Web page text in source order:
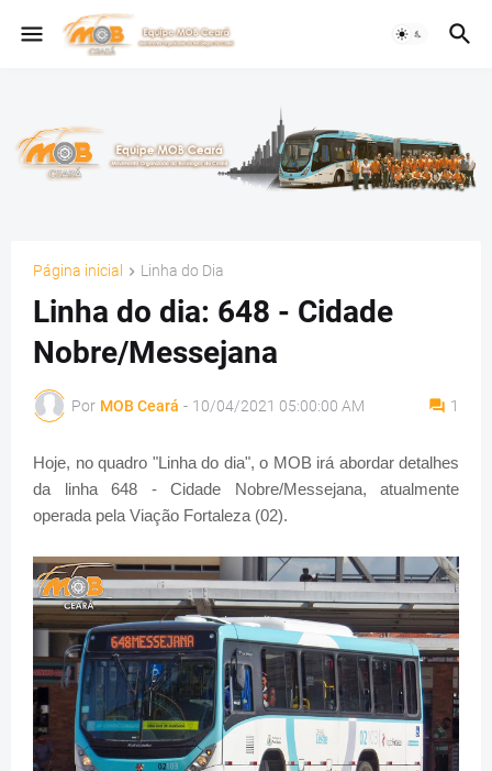
Página inicial Linha do Dia
Linha do dia: 648 - Cidade
Nobre/Messejana
Por MOB Ceará - 10/04/2021 05:00:00 AM 1
Hoje, no quadro "Linha do dia", o MOB irá abordar detalhes
da linha 648 - Cidade Nobre/Messejana, atualmente
operada pela Viação Fortaleza (02).